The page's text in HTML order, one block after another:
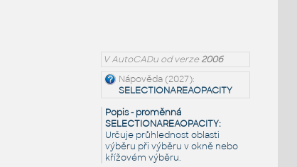
V AutoCADu od verze2006
Nápověda (2027):
SELECTIONAREAOPACITY
Popis - proměnná
SELECTIONAREAOPACITY:
Určuje průhlednost oblasti
výběru při výběru v okně nebo
křížovém výběru.